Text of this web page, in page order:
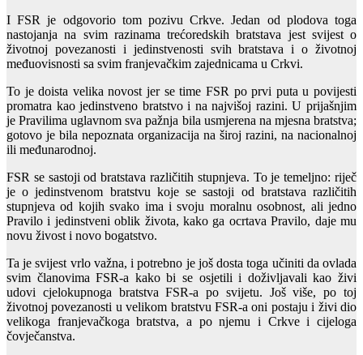
I FSR je odgovorio tom pozivu Crkve. Jedan od plodova toga
nastojanja na svim razinama trećoredskih bratstava jest svijest o
životnoj povezanosti i jedinstvenosti svih bratstava i o životnoj
međuovisnosti sa svim franjevačkim zajednicama u Crkvi.
To je doista velika novost jer se time FSR po prvi puta u povijesti
promatra kao jedinstveno bratstvo i na najvišoj razini. U prijašnjim
je Pravilima uglavnom sva pažnja bila usmjerena na mjesna bratstva;
gotovo je bila nepoznata organizacija na široj razini, na nacionalnoj
ili međunarodnoj.
FSR se sastoji od bratstava različitih stupnjeva. To je temeljno: riječ
je o jedinstvenom bratstvu koje se sastoji od bratstava različitih
stupnjeva od kojih svako ima i svoju moralnu osobnost, ali jedno
Pravilo i jedinstveni oblik života, kako ga ocrtava Pravilo, daje mu
novu živost i novo bogatstvo.
Ta je svijest vrlo važna, i potrebno je još dosta toga učiniti da ovlada
svim članovima FSR-a kako bi se osjetili i doživljavali kao živi
udovi cjelokupnoga bratstva FSR-a po svijetu. Još više, po toj
životnoj povezanosti u velikom bratstvu FSR-a oni postaju i živi dio
velikoga franjevačkoga bratstva, a po njemu i Crkve i cijeloga
čovječanstva.